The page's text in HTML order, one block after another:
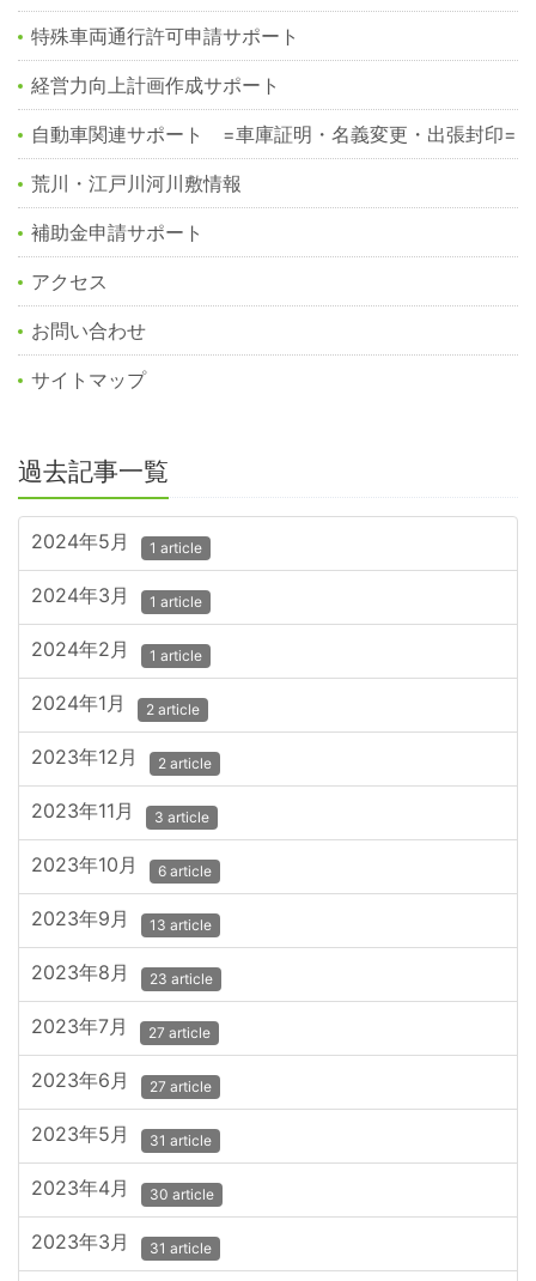
特殊車両通行許可申請サポート
経営力向上計画作成サポート
自動車関連サポート =車庫証明・名義変更・出張封印=
荒川・江戸川河川敷情報
補助金申請サポート
アクセス
お問い合わせ
サイトマップ
過去記事一覧
2024年5月 1 article
2024年3月 1 article
2024年2月 1 article
2024年1月 2 article
2023年12月 2 article
2023年11月 3 article
2023年10月 6 article
2023年9月 13 article
2023年8月 23 article
2023年7月 27 article
2023年6月 27 article
2023年5月 31 article
2023年4月 30 article
2023年3月 31 article